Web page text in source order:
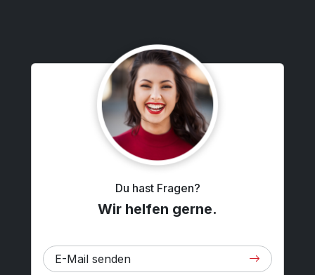
Du hast Fragen?
Wir helfen gerne.
E-Mail senden